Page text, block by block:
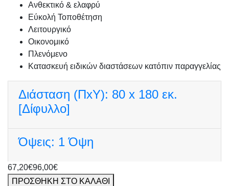
Ανθεκτικό & ελαφρύ
Εύκολή Τοποθέτηση
Λειτουργικό
Οικονομικό
Πλενόμενο
Κατασκευή ειδικών διαστάσεων κατόπιν παραγγελίας
Διάσταση (ΠxΥ): 80 x 180 εκ.
[Δίφυλλο]
Όψεις: 1 Όψη
67,20€96,00€
ΠΡΟΣΘΗΚΗ ΣΤΟ ΚΑΛΑΘΙ